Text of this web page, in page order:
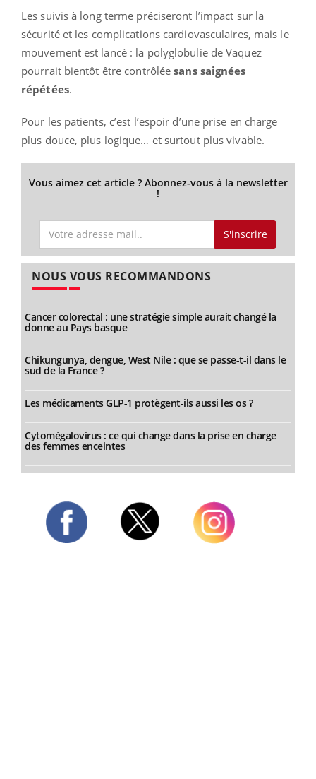
Les suivis à long terme préciseront l’impact sur la
sécurité et les complications cardiovasculaires, mais le
mouvement est lancé : la polyglobulie de Vaquez
pourrait bientôt être contrôléesans saignées
répétées.
Pour les patients, c’est l’espoir d’une prise en charge
plus douce, plus logique… et surtout plus vivable.
Vous aimez cet article ? Abonnez-vous à la newsletter
!
S'inscrire
NOUS VOUS RECOMMANDONS
Cancer colorectal : une stratégie simple aurait changé la
donne au Pays basque
Chikungunya, dengue, West Nile : que se passe-t-il dans le
sud de la France ?
Les médicaments GLP-1 protègent-ils aussi les os ?
Cytomégalovirus : ce qui change dans la prise en charge
des femmes enceintes